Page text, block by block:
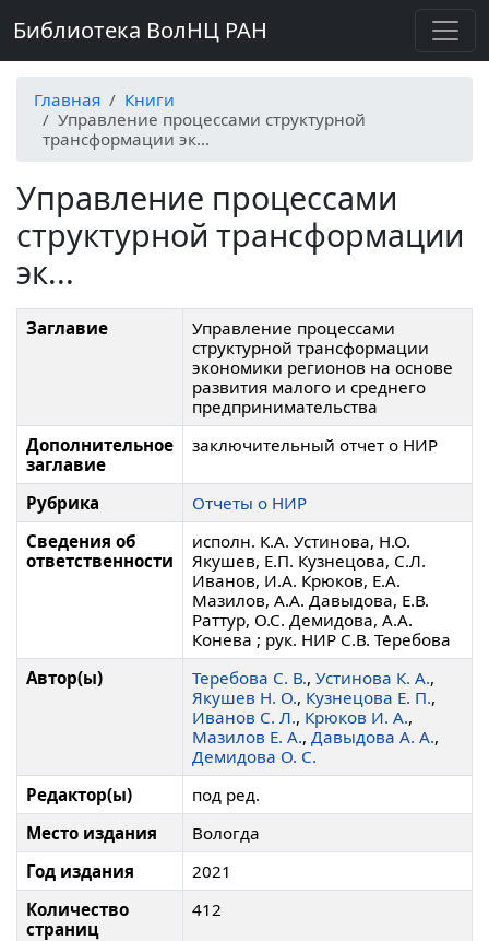
Библиотека ВолНЦ РАН
Главная
Книги
Управление процессами структурной
трансформации эк...
Управление процессами
структурной трансформации
эк...
Заглавие
Управление процессами
структурной трансформации
экономики регионов на основе
развития малого и среднего
предпринимательства
Дополнительное
заглавие
заключительный отчет о НИР
Рубрика
Отчеты о НИР
Сведения об
ответственности
исполн. К.А. Устинова, Н.О.
Якушев, Е.П. Кузнецова, С.Л.
Иванов, И.А. Крюков, Е.А.
Мазилов, А.А. Давыдова, Е.В.
Раттур, О.С. Демидова, А.А.
Конева ; рук. НИР С.В. Теребова
Автор(ы)
Теребова С. В., Устинова К. А.,
Якушев Н. О., Кузнецова Е. П.,
Иванов С. Л., Крюков И. А.,
Мазилов Е. А., Давыдова А. А.,
Демидова О. С.
Редактор(ы)
под ред.
Место издания
Вологда
Год издания
2021
Количество
страниц
412